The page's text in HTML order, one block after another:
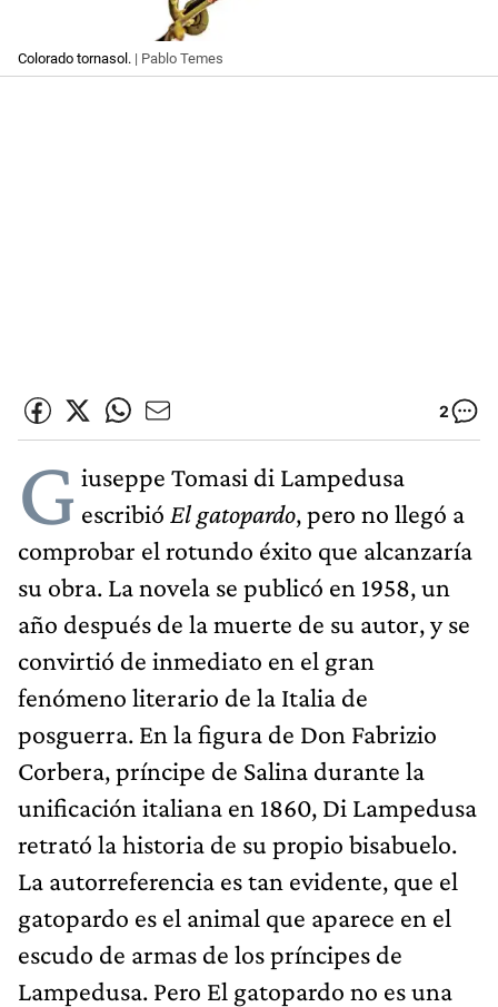
Colorado tornasol. | Pablo Temes
2
G iuseppe Tomasi di Lampedusa
escribió El gatopardo, pero no llegó a
comprobar el rotundo éxito que alcanzaría
su obra. La novela se publicó en 1958, un
año después de la muerte de su autor, y se
convirtió de inmediato en el gran
fenómeno literario de la Italia de
posguerra. En la figura de Don Fabrizio
Corbera, príncipe de Salina durante la
unificación italiana en 1860, Di Lampedusa
retrató la historia de su propio bisabuelo.
La autorreferencia es tan evidente, que el
gatopardo es el animal que aparece en el
escudo de armas de los príncipes de
Lampedusa. Pero El gatopardo no es una